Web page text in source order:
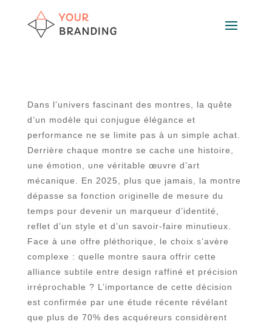
Dans l’univers fascinant des montres, la quête
d’un modèle qui conjugue élégance et
performance ne se limite pas à un simple achat.
Derrière chaque montre se cache une histoire,
une émotion, une véritable œuvre d’art
mécanique. En 2025, plus que jamais, la montre
dépasse sa fonction originelle de mesure du
temps pour devenir un marqueur d’identité,
reflet d’un style et d’un savoir-faire minutieux.
Face à une offre pléthorique, le choix s’avère
complexe : quelle montre saura offrir cette
alliance subtile entre design raffiné et précision
irréprochable ? L’importance de cette décision
est confirmée par une étude récente révélant
que plus de 70% des acquéreurs considèrent